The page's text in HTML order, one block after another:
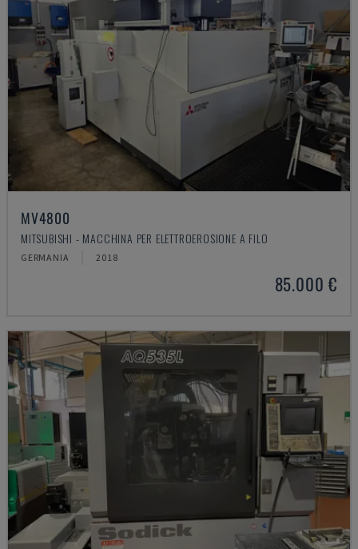
MV4800
MITSUBISHI - MACCHINA PER ELETTROEROSIONE A FILO
GERMANIA 2018
85.000 €